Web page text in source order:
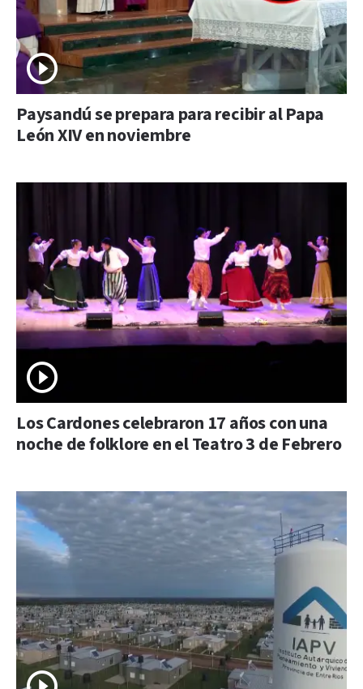
Paysandú se prepara para recibir al Papa
León XIV en noviembre
Los Cardones celebraron 17 años con una
noche de folklore en el Teatro 3 de Febrero